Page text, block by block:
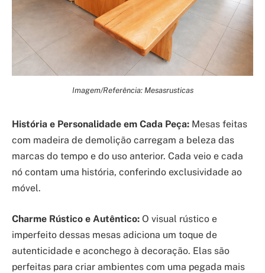
Imagem/Referência: Mesasrusticas
História e Personalidade em Cada Peça: Mesas feitas
com madeira de demolição carregam a beleza das
marcas do tempo e do uso anterior. Cada veio e cada
nó contam uma história, conferindo exclusividade ao
móvel.
Charme Rústico e Autêntico: O visual rústico e
imperfeito dessas mesas adiciona um toque de
autenticidade e aconchego à decoração. Elas são
perfeitas para criar ambientes com uma pegada mais